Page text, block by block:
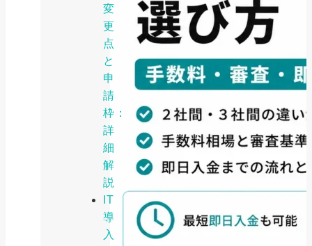
変
更
点
と
申
請
枠：
詳
細
解
説
IT
導
入